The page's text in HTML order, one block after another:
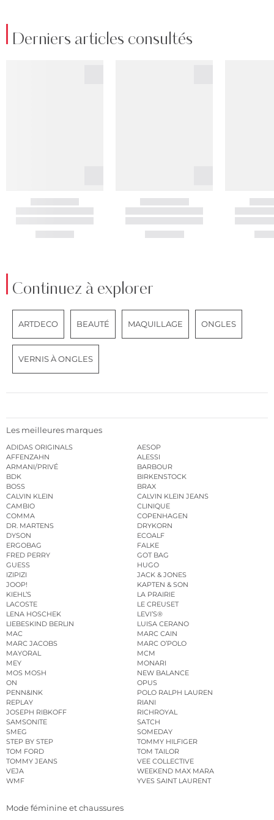
Derniers articles consultés
Continuez à explorer
ARTDECO BEAUTÉ MAQUILLAGE ONGLES
VERNIS À ONGLES
Les meilleures marques
ADIDAS ORIGINALS
AESOP
AFFENZAHN
ALESSI
ARMANI/PRIVÉ
BARBOUR
BDK
BIRKENSTOCK
BOSS
BRAX
CALVIN KLEIN
CALVIN KLEIN JEANS
CAMBIO
CLINIQUE
COMMA
COPENHAGEN
DR. MARTENS
DRYKORN
DYSON
ECOALF
ERGOBAG
FALKE
FRED PERRY
GOT BAG
GUESS
HUGO
IZIPIZI
JACK & JONES
JOOP!
KAPTEN & SON
KIEHL’S
LA PRAIRIE
LACOSTE
LE CREUSET
LENA HOSCHEK
LEVI’S®
LIEBESKIND BERLIN
LUISA CERANO
MAC
MARC CAIN
MARC JACOBS
MARC O’POLO
MAYORAL
MCM
MEY
MONARI
MOS MOSH
NEW BALANCE
ON
OPUS
PENN&INK
POLO RALPH LAUREN
REPLAY
RIANI
JOSEPH RIBKOFF
RICHROYAL
SAMSONITE
SATCH
SMEG
SOMEDAY
STEP BY STEP
TOMMY HILFIGER
TOM FORD
TOM TAILOR
TOMMY JEANS
VEE COLLECTIVE
VEJA
WEEKEND MAX MARA
WMF
YVES SAINT LAURENT
Mode féminine et chaussures